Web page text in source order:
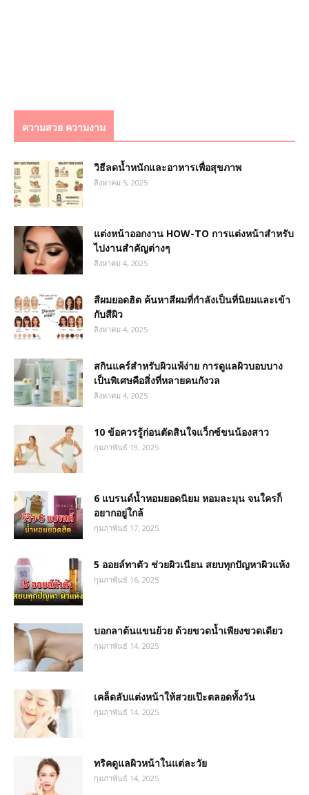
ความสวย ความงาม
วิธีลดน้ำหนักและอาหารเพื่อสุขภาพ
สิงหาคม 5, 2025
แต่งหน้าออกงาน HOW-TO การแต่งหน้าสำหรับ
ไปงานสำคัญต่างๆ
สิงหาคม 4, 2025
สีผมยอดฮิต ค้นหาสีผมที่กำลังเป็นที่นิยมและเข้า
กับสีผิว
สิงหาคม 4, 2025
สกินแคร์สำหรับผิวแพ้ง่าย การดูแลผิวบอบบาง
เป็นพิเศษคือสิ่งที่หลายคนกังวล
สิงหาคม 4, 2025
10 ข้อควรรู้ก่อนตัดสินใจแว็กซ์ขนน้องสาว
กุมภาพันธ์ 19, 2025
6 แบรนด์น้ำหอมยอดนิยม หอมละมุน จนใครก็
อยากอยู่ใกล้
กุมภาพันธ์ 17, 2025
5 ออยล์ทาตัว ช่วยผิวเนียน สยบทุกปัญหาผิวแห้ง
กุมภาพันธ์ 16, 2025
บอกลาต้นแขนย้วย ด้วยขวดน้ำเพียงขวดเดียว
กุมภาพันธ์ 14, 2025
เคล็ดลับแต่งหน้าให้สวยเป๊ะตลอดทั้งวัน
กุมภาพันธ์ 14, 2025
ทริคดูแลผิวหน้าในแต่ละวัย
กุมภาพันธ์ 14, 2025